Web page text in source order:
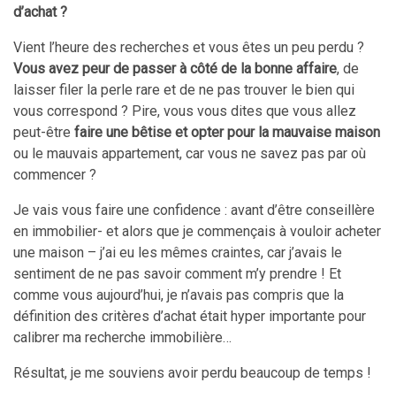
d’achat ?
Vient l’heure des recherches et vous êtes un peu perdu ?
Vous avez peur de passer à côté de la bonne affaire, de
laisser filer la perle rare et de ne pas trouver le bien qui
vous correspond ? Pire, vous vous dites que vous allez
peut-être faire une bêtise et opter pour la mauvaise maison
ou le mauvais appartement, car vous ne savez pas par où
commencer ?
Je vais vous faire une confidence : avant d’être conseillère
en immobilier- et alors que je commençais à vouloir acheter
une maison – j’ai eu les mêmes craintes, car j’avais le
sentiment de ne pas savoir comment m’y prendre ! Et
comme vous aujourd’hui, je n’avais pas compris que la
définition des critères d’achat était hyper importante pour
calibrer ma recherche immobilière…
Résultat, je me souviens avoir perdu beaucoup de temps !